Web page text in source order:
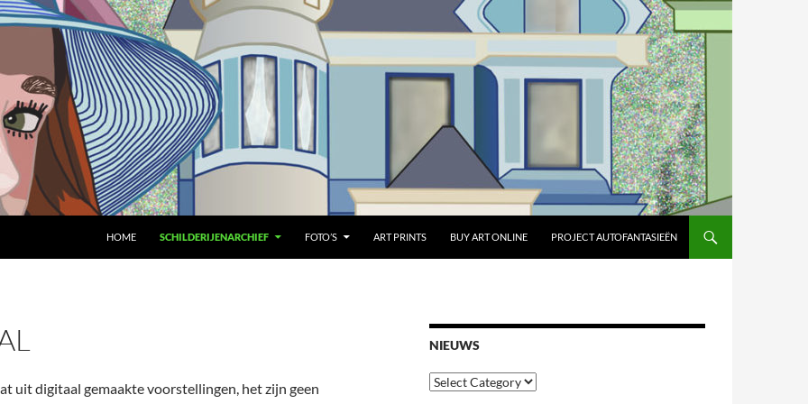
HOME SCHILDERIJENARCHIEF FOTO’S ART PRINTS BUY ART ONLINE PROJECT AUTOFANTASIEËN
uit digitaal gemaakte voorstellingen, het zijn geen
NIEUWS
Nieuws